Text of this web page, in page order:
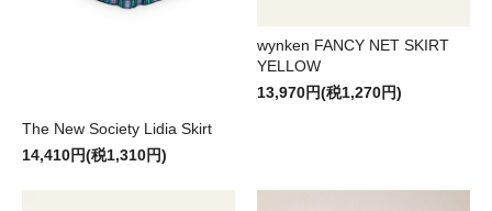
The New Society Lidia Skirt
14,410円(税1,310円)
wynken FANCY NET SKIRT
YELLOW
13,970円(税1,270円)